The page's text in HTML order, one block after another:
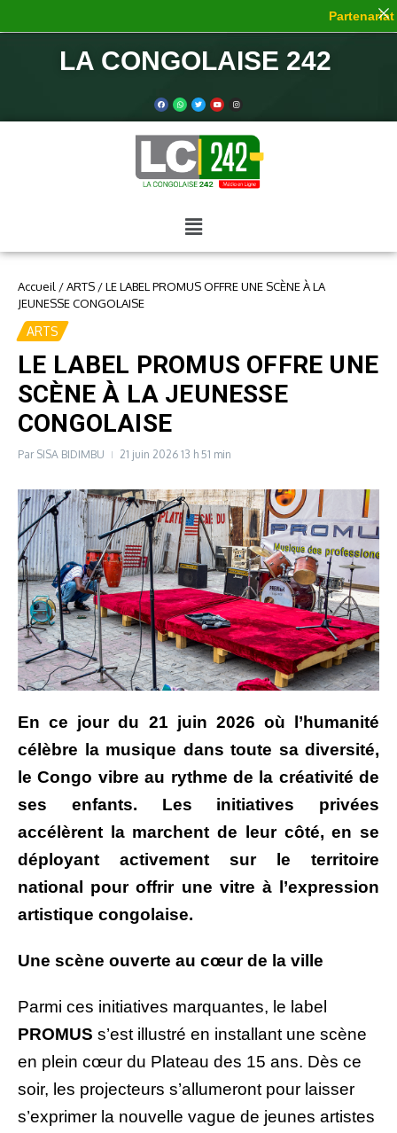
LA CONGOLAISE 242
Accueil /ARTS /LE LABEL PROMUS OFFRE UNE SCÈNE À LA
JEUNESSE CONGOLAISE
ARTS
LE LABEL PROMUS OFFRE UNE
SCÈNE À LA JEUNESSE
CONGOLAISE
Par SISA BIDIMBU 21 juin 2026 13 h 51 min
En ce jour du 21 juin 2026 où l’humanité
célèbre la musique dans toute sa diversité,
le Congo vibre au rythme de la créativité de
ses enfants. Les initiatives privées
accélèrent la marchent de leur côté, en se
déployant activement sur le territoire
national pour offrir une vitre à l’expression
artistique congolaise.
Une scène ouverte au cœur de la ville
Parmi ces initiatives marquantes, le label
PROMUS s’est illustré en installant une scène
en plein cœur du Plateau des 15 ans. Dès ce
soir, les projecteurs s’allumeront pour laisser
s’exprimer la nouvelle vague de jeunes artistes
Partenariat